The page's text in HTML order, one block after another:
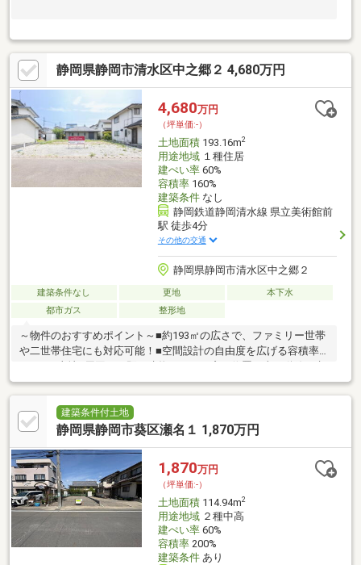
静岡県静岡市清水区中之郷２ 4,680万円
4,680万円
（坪単価:-）
土地面積193.16m2
用途地域１種住居
建ぺい率60%
容積率160%
建築条件なし
静岡鉄道静岡清水線 県立美術館前
駅 徒歩4分
その他の交通
静岡県静岡市清水区中之郷２
建築条件なし 更地
本下水
都市ガス
整形地
～物件のおすすめポイント～■約193㎡の広さで、ファミリー世帯
や二世帯住宅にも対応可能！■空間設計の自由度を広げる容積率
慮してプランニングいただけます！～周辺環境のおすすめポイン
ト～■ウエルシア静岡中吉田店まで徒歩5分■セブン-イレブン 清水
中之郷１丁目店まで徒歩6分■しずてつストア 草薙店まで徒歩11分
随時、ご案内受付中！お気軽にお問い合わせください。
建築条件付土地
静岡県静岡市葵区瀬名１ 1,870万円
1,870万円
（坪単価:-）
土地面積114.94m2
用途地域２種中高
建ぺい率60%
容積率200%
建築条件あり